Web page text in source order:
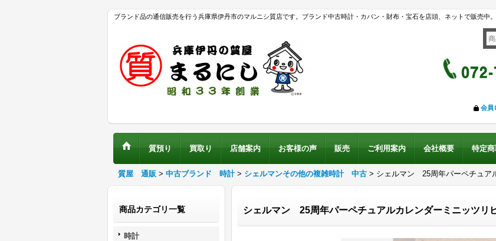
ブランド品の通信販売を行う兵庫県伊丹市のマルニシ質店です。ブランド中古時計・カバン・財布・宝石を店頭、ネットで販売中。
会員
質預り 買取り 店舗案内 お客様の声 販売 ご利用案内 会社概要 特定
質屋 通販 > 中古ブランド 時計 > シェルマンその他の複雑時計 中古 > シェルマン 25周年パーペチュア
商品カテゴリ一覧
時計
シェルマン 25周年パーペチュアルカレンダーミニッツ